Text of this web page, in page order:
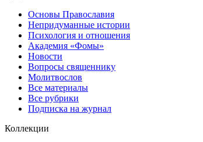
Основы Православия
Непридуманные истории
Психология и отношения
Академия «Фомы»
Новости
Вопросы священнику
Молитвослов
Все материалы
Все рубрики
Подписка на журнал
Коллекции